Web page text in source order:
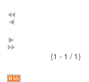
(1 - 1 / 1)